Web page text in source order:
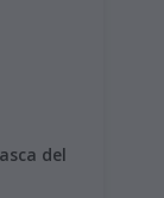
del